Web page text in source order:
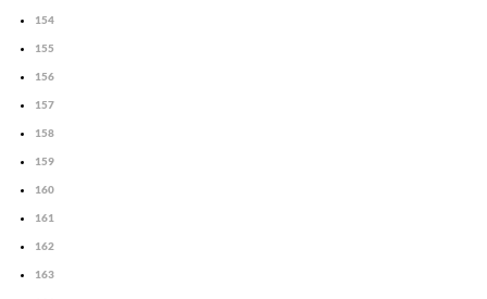
154
155
156
157
158
159
160
161
162
163